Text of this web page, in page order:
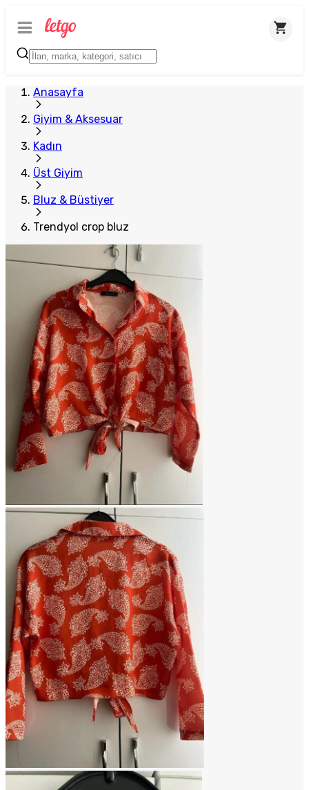
Anasayfa
Giyim & Aksesuar
Kadın
Üst Giyim
Bluz & Büstiyer
Trendyol crop bluz